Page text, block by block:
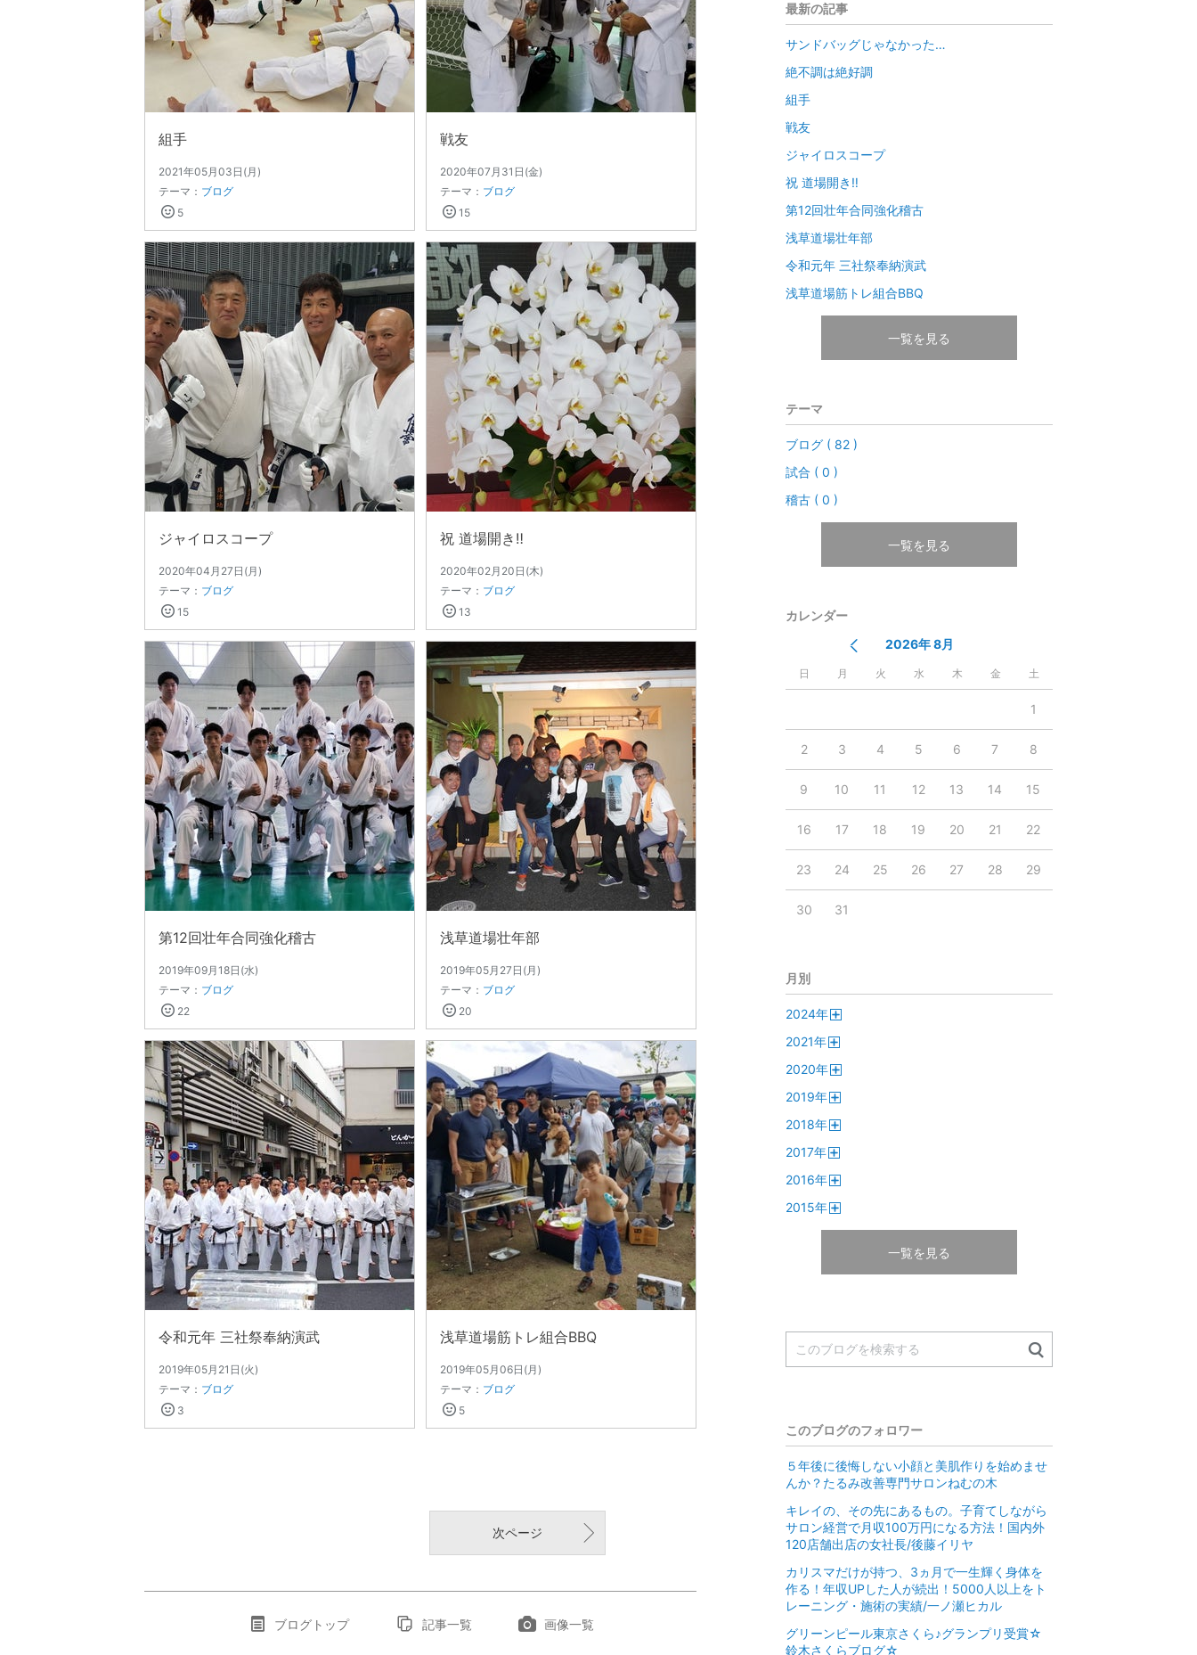
組手
2021年05月03日(月)
テーマ： ブログ
5
戦友
2020年07月31日(金)
テーマ： ブログ
15
ジャイロスコープ
2020年04月27日(月)
テーマ： ブログ
15
祝 道場開き‼
2020年02月20日(木)
テーマ： ブログ
13
第12回壮年合同強化稽古
2019年09月18日(水)
テーマ： ブログ
22
浅草道場壮年部
2019年05月27日(月)
テーマ： ブログ
20
令和元年 三社祭奉納演武
2019年05月21日(火)
テーマ： ブログ
3
浅草道場筋トレ組合BBQ
2019年05月06日(月)
テーマ： ブログ
5
次ページ
ブログトップ 記事一覧 画像一覧
最新の記事
サンドバッグじゃなかった…
絶不調は絶好調
組手
戦友
ジャイロスコープ
祝 道場開き‼
第12回壮年合同強化稽古
浅草道場壮年部
令和元年 三社祭奉納演武
浅草道場筋トレ組合BBQ
一覧を見る
テーマ
ブログ ( 82 )
試合 ( 0 )
稽古 ( 0 )
一覧を見る
カレンダー
2026年 8月
日 月 火 水 木 金 土
1
2 3 4 5 6 7 8
9 10 11 12 13 14 15
16 17 18 19 20 21 22
23 24 25 26 27 28 29
30 31
月別
2024年
2021年
2020年
2019年
2018年
2017年
2016年
2015年
一覧を見る
このブログのフォロワー
５年後に後悔しない小顔と美肌作りを始めませ
んか？たるみ改善専門サロンねむの木
キレイの、その先にあるもの。子育てしながら
サロン経営で月収100万円になる方法！国内外
120店舗出店の女社長/後藤イリヤ
カリスマだけが持つ、3ヵ月で一生輝く身体を
作る！年収UPした人が続出！5000人以上をト
レーニング・施術の実績/一ノ瀬ヒカル
グリーンピール東京さくら♪グランプリ受賞☆
鈴木さくらブログ☆